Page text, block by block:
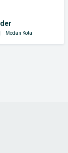
Medan Kota